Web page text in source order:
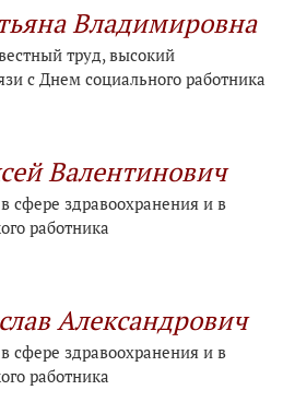
Владимировна
труд, высокий
с Днем социального работника
Валентинович
сфере здравоохранения и в
работника
Александрович
сфере здравоохранения и в
работника